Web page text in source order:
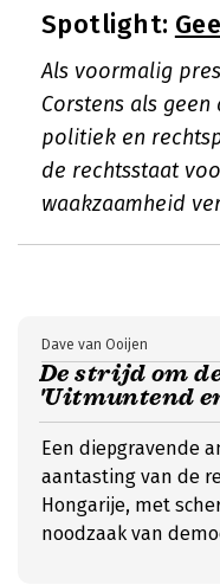
Spotlight:
Als voormalig
Corstens als
politiek en
de rechtsstaat
waakzaamheid
De strijd om
'Uitmuntend
Dave van Ooijen
Een diepgravende
aantasting van de
Hongarije, met
noodzaak van